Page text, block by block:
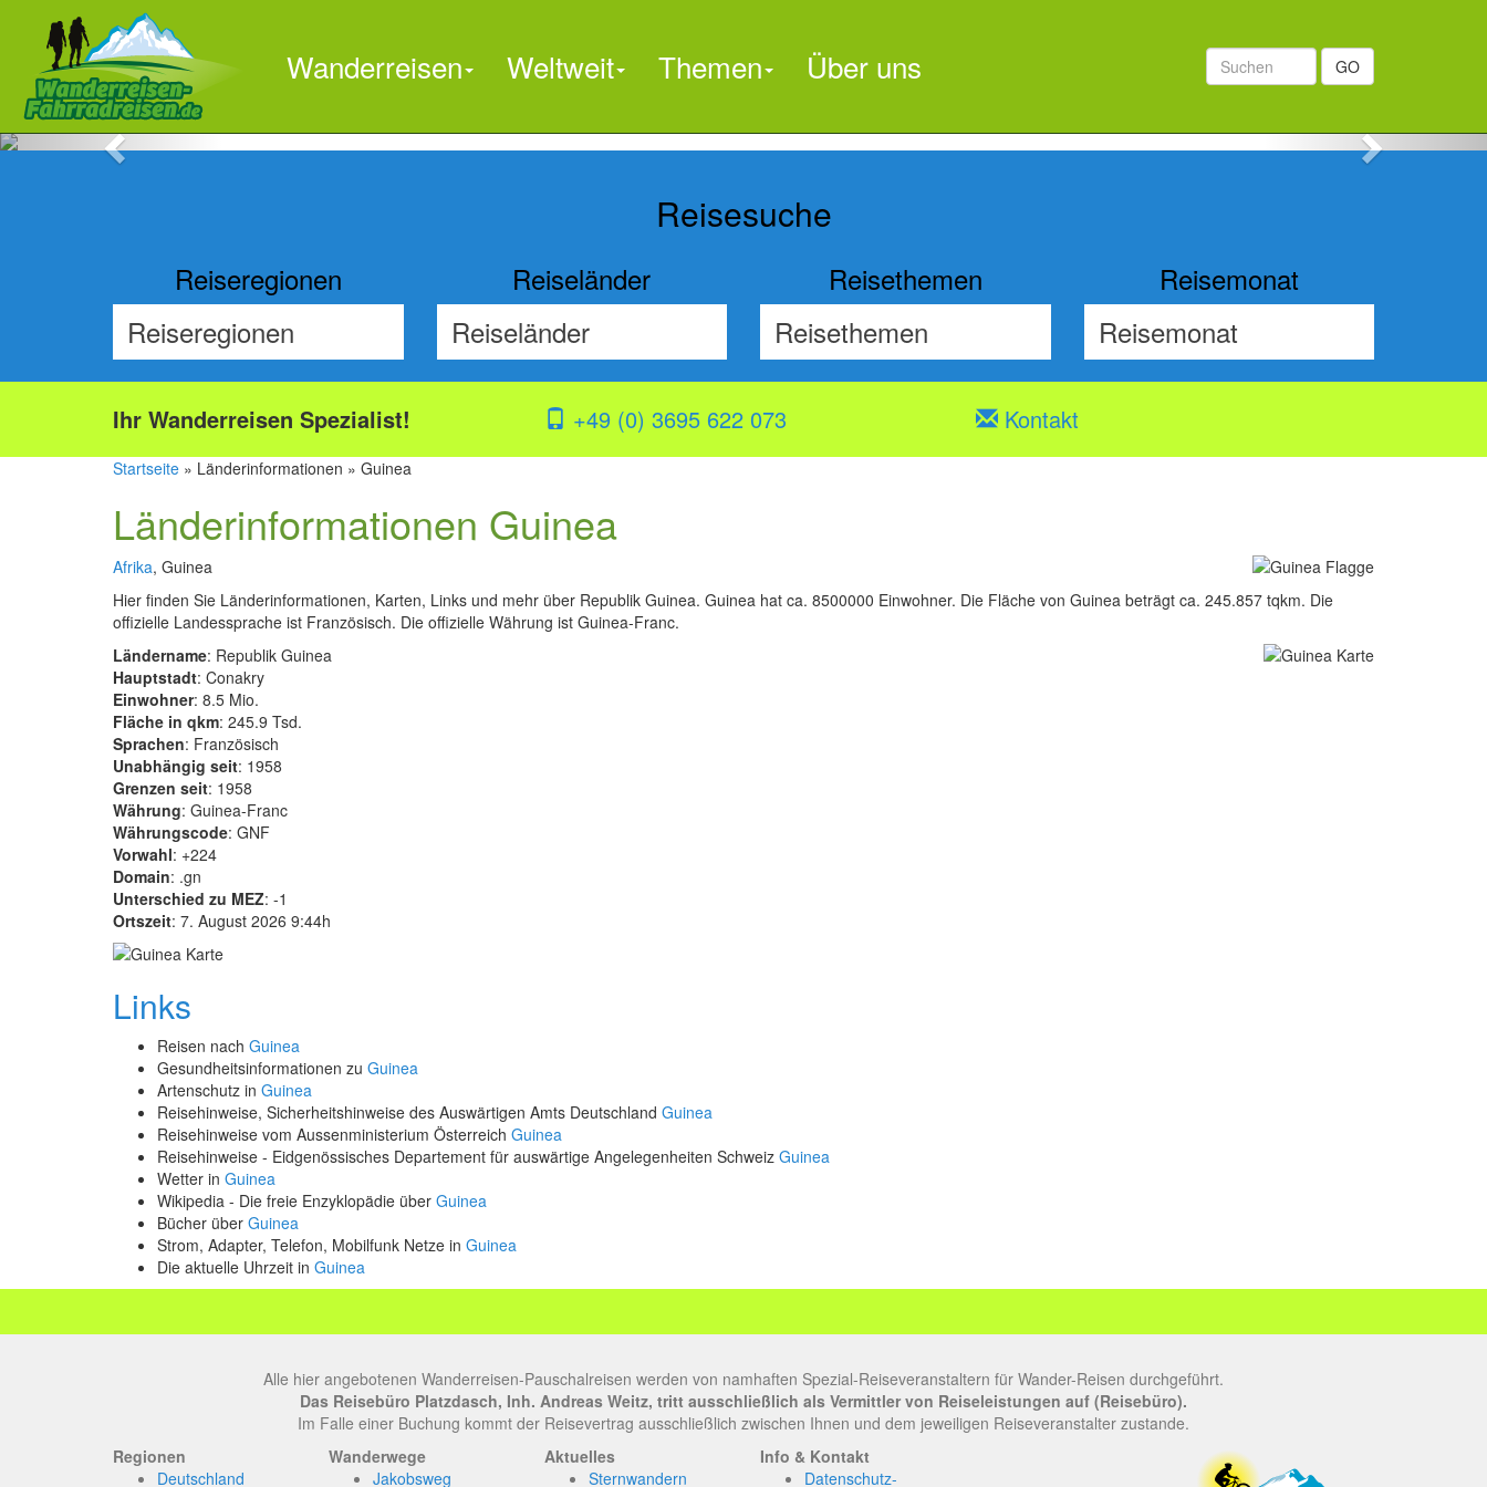

Previous Next
GO
Wanderreisen Weltweit Themen Über uns
Reisesuche
Reiseregionen Reiseländer Reisethemen Reisemonat
Ihr Wanderreisen Spezialist! +49 (0) 3695 622 073 Kontakt
Startseite » Länderinformationen » Guinea
Länderinformationen Guinea
Afrika, Guinea
Hier finden Sie Länderinformationen, Karten, Links und mehr über Republik Guinea. Guinea hat ca. 8500000 Einwohner. Die Fläche von Guinea beträgt ca. 245.857 tqkm. Die
offizielle Landessprache ist Französisch. Die offizielle Währung ist Guinea-Franc.
Ländername: Republik Guinea
Hauptstadt: Conakry
Einwohner: 8.5 Mio.
Fläche in qkm: 245.9 Tsd.
Sprachen: Französisch
Unabhängig seit: 1958
Grenzen seit: 1958
Währung: Guinea-Franc
Währungscode: GNF
Vorwahl: +224
Domain: .gn
Unterschied zu MEZ: -1
Ortszeit: 7. August 2026 9:44h
Links
Reisen nach Guinea
Gesundheitsinformationen zu Guinea
Artenschutz in Guinea
Reisehinweise, Sicherheitshinweise des Auswärtigen Amts Deutschland Guinea
Reisehinweise vom Aussenministerium Österreich Guinea
Reisehinweise - Eidgenössisches Departement für auswärtige Angelegenheiten Schweiz Guinea
Wetter in Guinea
Wikipedia - Die freie Enzyklopädie über Guinea
Bücher über Guinea
Strom, Adapter, Telefon, Mobilfunk Netze in Guinea
Die aktuelle Uhrzeit in Guinea
Alle hier angebotenen Wanderreisen-Pauschalreisen werden von namhaften Spezial-Reiseveranstaltern für Wander-Reisen durchgeführt.
Das Reisebüro Platzdasch, Inh. Andreas Weitz, tritt ausschließlich als Vermittler von Reiseleistungen auf (Reisebüro).
Im Falle einer Buchung kommt der Reisevertrag ausschließlich zwischen Ihnen und dem jeweiligen Reiseveranstalter zustande.
Regionen
Deutschland
Wanderwege
Jakobsweg
Aktuelles
Sternwandern
Info & Kontakt
Datenschutz-